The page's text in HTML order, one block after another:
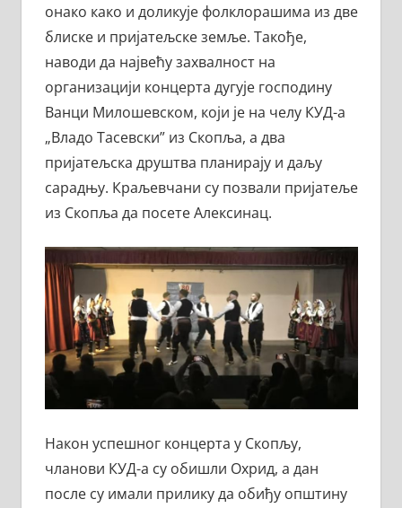
онако како и доликује фолклорашима из две
блиске и пријатељске земље. Такође,
наводи да највећу захвалност на
организацији концерта дугује господину
Ванци Милошевском, који је на челу КУД-а
„Владо Тасевски” из Скопља, а два
пријатељска друштва планирају и даљу
сарадњу. Краљевчани су позвали пријатеље
из Скопља да посете Алексинац.
Након успешног концерта у Скопљу,
чланови КУД-а су обишли Охрид, а дан
после су имали прилику да обиђу општину